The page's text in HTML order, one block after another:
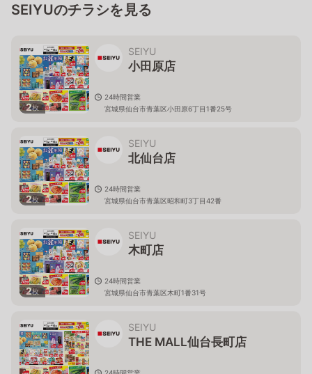
SEIYUのチラシを見る
2枚
SEIYU
小田原店
24時間営業
宮城県仙台市青葉区小田原6丁目1番25号
2枚
SEIYU
北仙台店
24時間営業
宮城県仙台市青葉区昭和町3丁目42番
2枚
SEIYU
木町店
24時間営業
宮城県仙台市青葉区木町1番31号
SEIYU
THE MALL仙台長町店